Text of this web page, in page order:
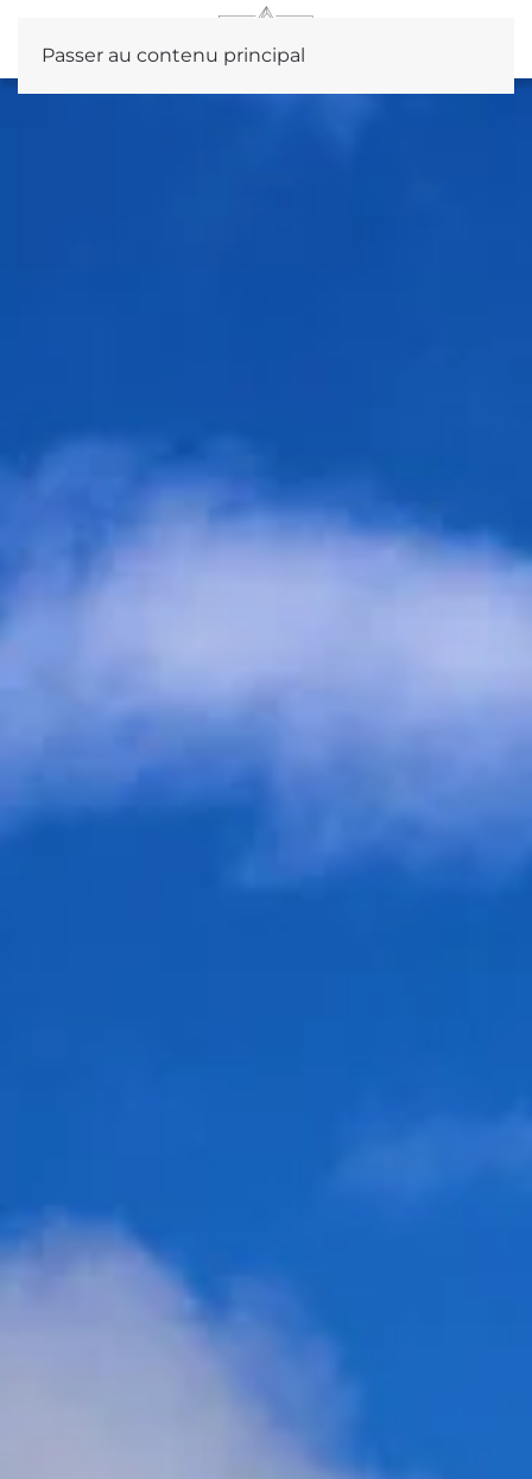
Passer au contenu principal